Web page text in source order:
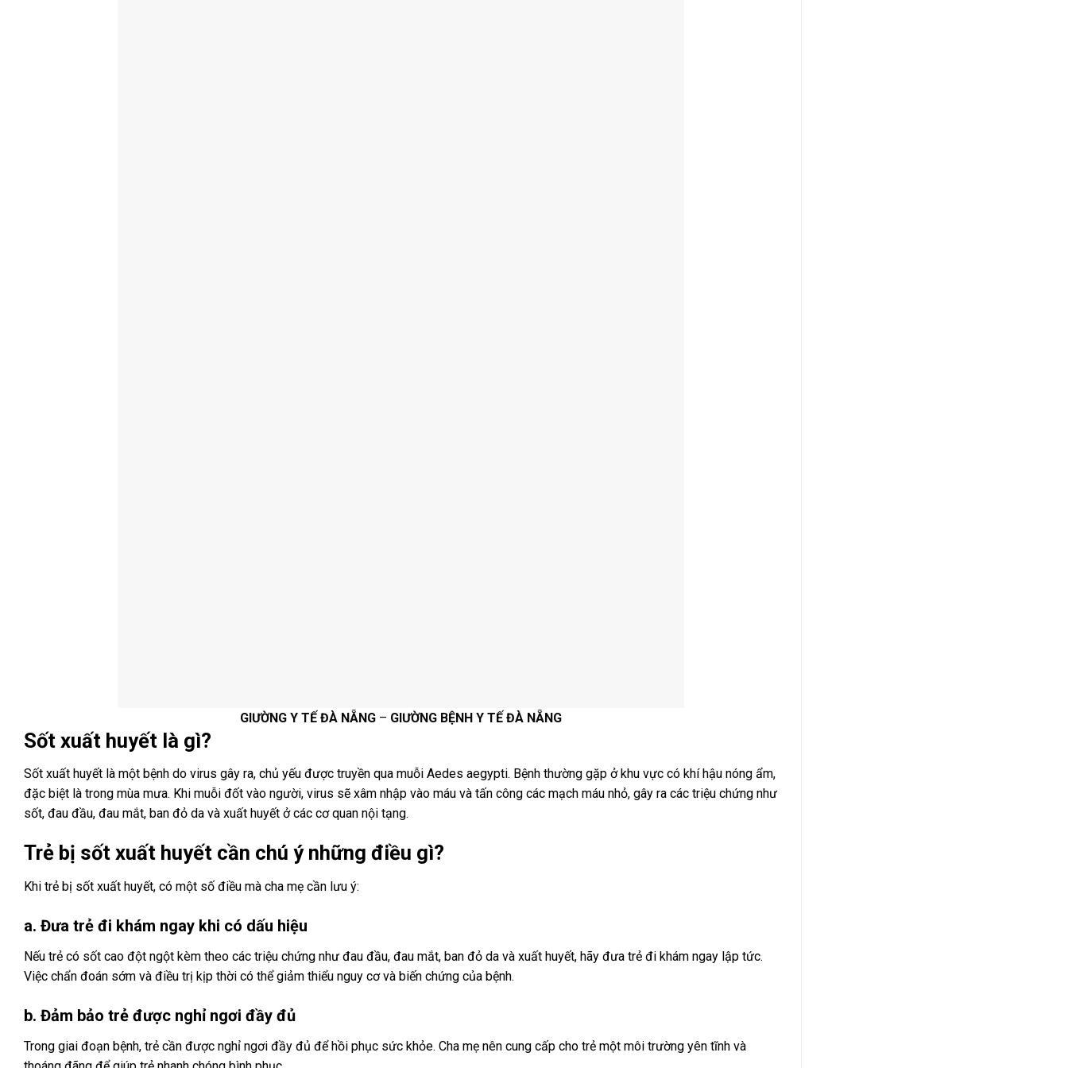
GIƯỜNG Y TẾ ĐÀ NẴNG– GIƯỜNG BỆNH Y TẾ ĐÀ NẴNG
Sốt xuất huyết là gì?
Sốt xuất huyết là một bệnh do virus gây ra, chủ yếu được truyền qua muỗi Aedes aegypti. Bệnh thường gặp ở khu vực có khí hậu nóng ẩm,
đặc biệt là trong mùa mưa. Khi muỗi đốt vào người, virus sẽ xâm nhập vào máu và tấn công các mạch máu nhỏ, gây ra các triệu chứng như
sốt, đau đầu, đau mắt, ban đỏ da và xuất huyết ở các cơ quan nội tạng.
Trẻ bị sốt xuất huyết cần chú ý những điều gì?
Khi trẻ bị sốt xuất huyết, có một số điều mà cha mẹ cần lưu ý:
a. Đưa trẻ đi khám ngay khi có dấu hiệu
Nếu trẻ có sốt cao đột ngột kèm theo các triệu chứng như đau đầu, đau mắt, ban đỏ da và xuất huyết, hãy đưa trẻ đi khám ngay lập tức.
Việc chẩn đoán sớm và điều trị kịp thời có thể giảm thiểu nguy cơ và biến chứng của bệnh.
b. Đảm bảo trẻ được nghỉ ngơi đầy đủ
Trong giai đoạn bệnh, trẻ cần được nghỉ ngơi đầy đủ để hồi phục sức khỏe. Cha mẹ nên cung cấp cho trẻ một môi trường yên tĩnh và